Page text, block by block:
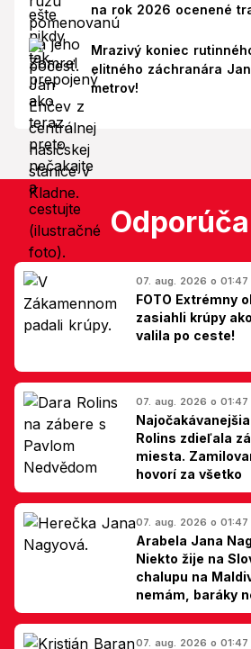
na rok 2026 ocenené
Mrazivý koniec
elitného záchranára
metrov!
07. aug. 2026 o 01:47
FOTO Extrémny
zasiahli krúpy
valila po ceste!
07. aug. 2026 o 01:47
Rolins zdieľala
miesta.
hovorí za všetko
07. aug. 2026 o 01:47
Arabela Jana
Niekto žije na
chalupu na
nemám, baráky
Slovákom
07. aug. 2026 o 01:47